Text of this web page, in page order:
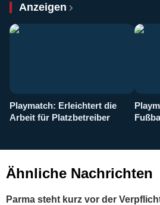
Anzeigen
Playmatch: Erleichtert die
Arbeit für Platzbetreiber
Ähnliche Nachrichten
Parma steht kurz vor der